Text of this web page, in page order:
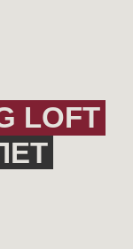
LOFT